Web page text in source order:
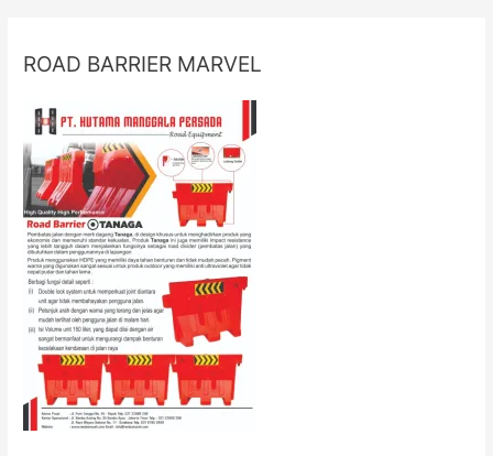
ROAD BARRIER MARVEL